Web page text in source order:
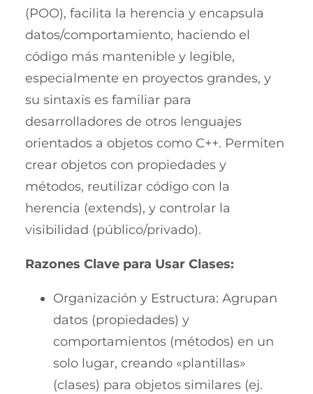
(POO), facilita la herencia y encapsula
datos/comportamiento, haciendo el
código más mantenible y legible,
especialmente en proyectos grandes, y
su sintaxis es familiar para
desarrolladores de otros lenguajes
orientados a objetos como C++. Permiten
crear objetos con propiedades y
métodos, reutilizar código con la
herencia (extends), y controlar la
visibilidad (público/privado).
Razones Clave para Usar Clases:
Organización y Estructura: Agrupan
datos (propiedades) y
comportamientos (métodos) en un
solo lugar, creando «plantillas»
(clases) para objetos similares (ej.